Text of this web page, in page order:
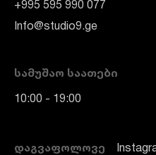
+995 595 990 077
Info@studio9.ge
ᲓᲐᲒᲕᲐᲤᲝᲚᲝᲕᲔ
ᲡᲐᲛᲣᲨᲐᲝ ᲡᲐᲐᲗᲔᲑᲘ
10:00 - 19:00